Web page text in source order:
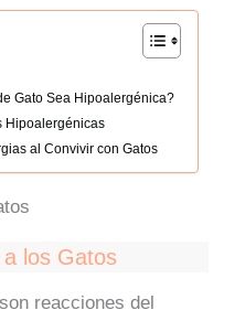
Gato Sea Hipoalergénica?
Hipoalergénicas
al Convivir con Gatos
los Gatos
son reacciones del